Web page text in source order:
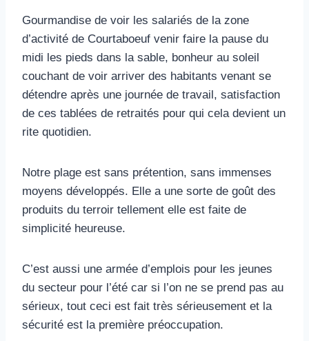
Gourmandise de voir les salariés de la zone
d’activité de Courtaboeuf venir faire la pause du
midi les pieds dans la sable, bonheur au soleil
couchant de voir arriver des habitants venant se
détendre après une journée de travail, satisfaction
de ces tablées de retraités pour qui cela devient un
rite quotidien.
Notre plage est sans prétention, sans immenses
moyens développés. Elle a une sorte de goût des
produits du terroir tellement elle est faite de
simplicité heureuse.
C’est aussi une armée d’emplois pour les jeunes
du secteur pour l’été car si l’on ne se prend pas au
sérieux, tout ceci est fait très sérieusement et la
sécurité est la première préoccupation.